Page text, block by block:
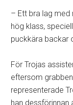
– Ett bra lag
hög klass,
puckkära backar
För Trojas
eftersom
representerade
han dessförinnan